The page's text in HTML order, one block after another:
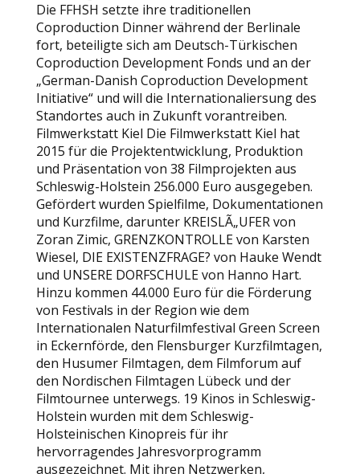
Die FFHSH setzte ihre traditionellen
Coproduction Dinner während der Berlinale
fort, beteiligte sich am Deutsch-Türkischen
Coproduction Development Fonds und an der
„German-Danish Coproduction Development
Initiative“ und will die Internationaliersung des
Standortes auch in Zukunft vorantreiben.
Filmwerkstatt Kiel Die Filmwerkstatt Kiel hat
2015 für die Projektentwicklung, Produktion
und Präsentation von 38 Filmprojekten aus
Schleswig-Holstein 256.000 Euro ausgegeben.
Gefördert wurden Spielfilme, Dokumentationen
und Kurzfilme, darunter KREISLÃ„UFER von
Zoran Zimic, GRENZKONTROLLE von Karsten
Wiesel, DIE EXISTENZFRAGE? von Hauke Wendt
und UNSERE DORFSCHULE von Hanno Hart.
Hinzu kommen 44.000 Euro für die Förderung
von Festivals in der Region wie dem
Internationalen Naturfilmfestival Green Screen
in Eckernförde, den Flensburger Kurzfilmtagen,
den Husumer Filmtagen, dem Filmforum auf
den Nordischen Filmtagen Lübeck und der
Filmtournee unterwegs. 19 Kinos in Schleswig-
Holstein wurden mit dem Schleswig-
Holsteinischen Kinopreis für ihr
hervorragendes Jahresvorprogramm
ausgezeichnet. Mit ihren Netzwerken,